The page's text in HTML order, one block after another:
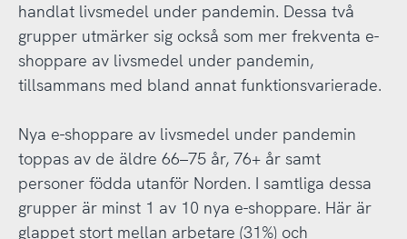
handlat livsmedel under pandemin. Dessa två
grupper utmärker sig också som mer frekventa e-
shoppare av livsmedel under pandemin,
tillsammans med bland annat funktionsvarierade.
Nya e-shoppare av livsmedel under pandemin
toppas av de äldre 66–75 år, 76+ år samt
personer födda utanför Norden. I samtliga dessa
grupper är minst 1 av 10 nya e-shoppare. Här är
glappet stort mellan arbetare (31%) och